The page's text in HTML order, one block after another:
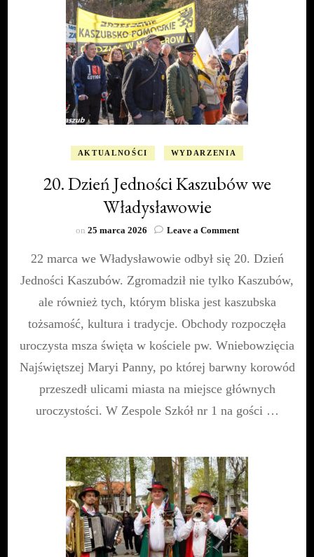
AKTUALNOŚCI WYDARZENIA
20. Dzień Jedności Kaszubów we
Władysławowie
on 25 marca 2026 Leave a Commenton
Dzień
Kaszubów
we
22 marca we Władysławowie odbył się 20. Dzień
Jedności Kaszubów. Zgromadził nie tylko Kaszubów,
ale również tych, którym bliska jest kaszubska
tożsamość, kultura i tradycje. Obchody rozpoczęła
uroczysta msza święta w kościele pw. Wniebowzięcia
Najświętszej Maryi Panny, po której barwny korowód
przeszedł ulicami miasta na miejsce głównych
uroczystości. W Zespole Szkół nr 1 na gości …